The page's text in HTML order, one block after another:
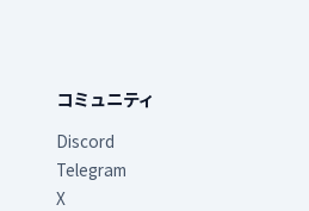
コミュニティ
Discord
Telegram
X